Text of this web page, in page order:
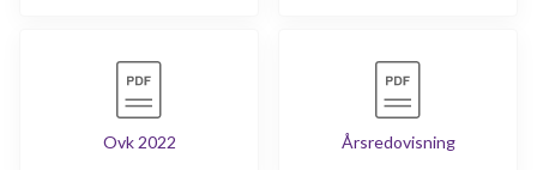
Ovk 2022 Årsredovisning